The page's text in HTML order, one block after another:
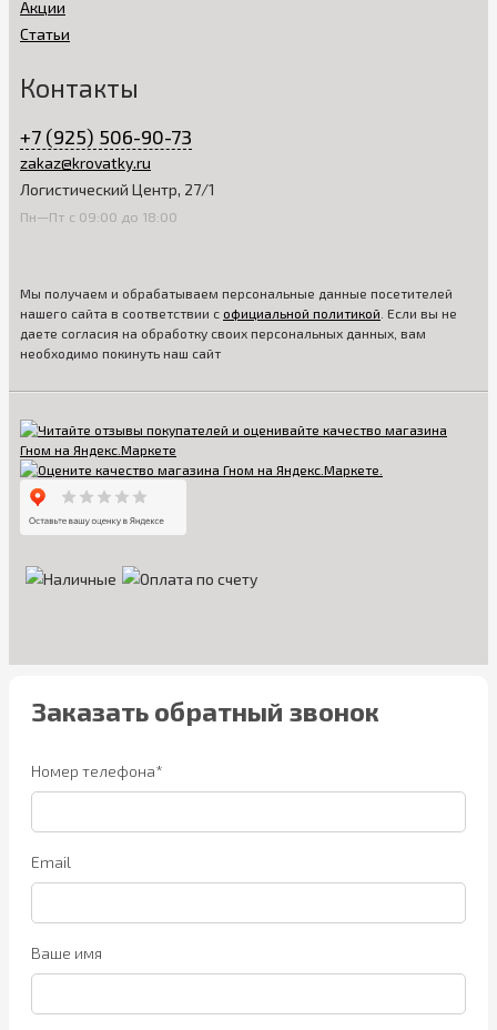
Акции
Статьи
Контакты
+7 (925) 506-90-73
zakaz@krovatky.ru
Логистический Центр, 27/1
Пн—Пт с 09:00 до 18:00
Мы получаем и обрабатываем персональные данные посетителей
нашего сайта в соответствии с официальной политикой . Если вы не
даете согласия на обработку своих персональных данных, вам
необходимо покинуть наш сайт
Заказать обратный звонок
Номер телефона*
Email
Ваше имя